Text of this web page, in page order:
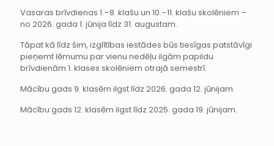
Vasaras brīvdienas 1.–8. klašu un 10.–11. klašu skolēniem –
no 2026. gada 1. jūnija līdz 31. augustam.
Tāpat kā līdz šim, izglītības iestādes būs tiesīgas patstāvīgi
pieņemt lēmumu par vienu nedēļu ilgām papildu
brīvdienām 1. klases skolēniem otrajā semestrī.
Mācību gads 9. klasēm ilgst līdz 2026. gada 12. jūnijam.
Mācību gads 12. klasēm ilgst līdz 2025. gada 19. jūnijam.